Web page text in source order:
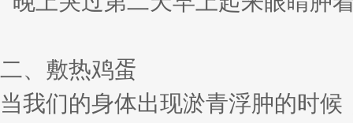
二、敷热鸡蛋
当我们的身体出现淤青浮肿的时